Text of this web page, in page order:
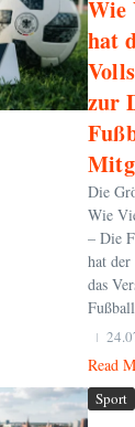
Wie
hat
zur
Die
Wie
– Die
hat
das
Read
Sport